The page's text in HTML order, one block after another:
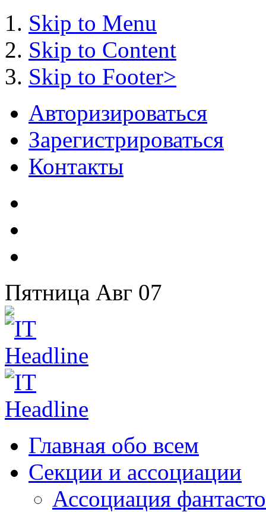
Skip to Menu
Skip to Content
Skip to Footer>
Авторизироваться
Зарегистрироваться
Контакты
Пятница Авг 07
Главная обо всем
Секции и ассоциации
Ассоциация